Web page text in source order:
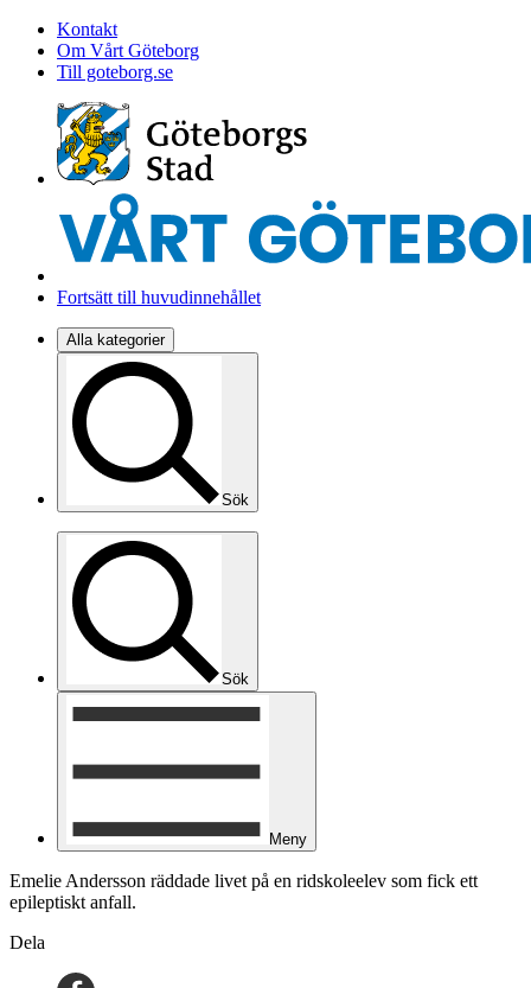
Kontakt
Om Vårt Göteborg
Till goteborg.se
Fortsätt till huvudinnehållet
Alla kategorier
Sök
Sök
Meny
Emelie Andersson räddade livet på en ridskoleelev som fick ett
epileptiskt anfall.
Dela